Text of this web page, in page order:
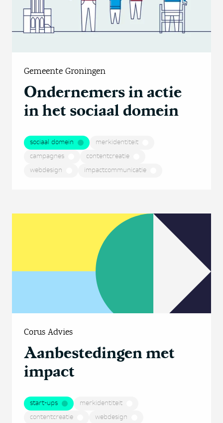
Gemeente Groningen
Ondernemers in actie
in het sociaal domein
sociaal domein
merkidentiteit
campagnes
contentcreatie
webdesign
impactcommunicatie
Corus Advies
Aanbestedingen met
impact
start-ups
merkidentiteit
contentcreatie
webdesign